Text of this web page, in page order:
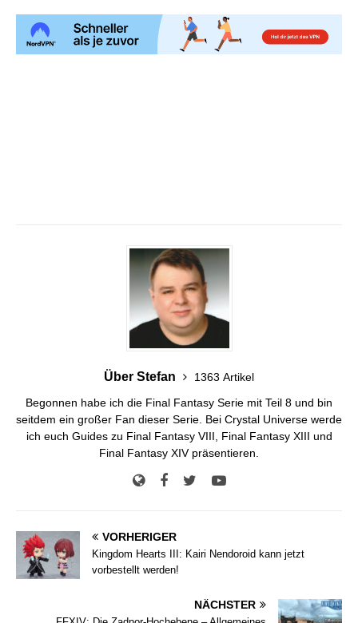
Über Stefan
1363 Artikel
Begonnen habe ich die Final Fantasy Serie mit Teil 8 und bin
seitdem ein großer Fan dieser Serie. Bei Crystal Universe werde
ich euch Guides zu Final Fantasy VIII, Final Fantasy XIII und
Final Fantasy XIV präsentieren.
VORHERIGER
Kingdom Hearts III: Kairi Nendoroid kann jetzt
vorbestellt werden!
NÄCHSTER